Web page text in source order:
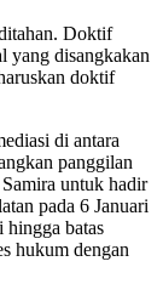
Doktif
yang disangkakan
doktif
di antara
panggilan
untuk hadir
pada 6 Januari
hingga batas
hukum dengan